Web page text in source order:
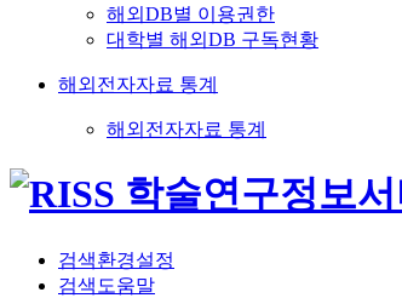
해외DB별 이용권한
대학별 해외DB 구독현황
해외전자자료 통계
해외전자자료 통계
검색환경설정
검색도움말